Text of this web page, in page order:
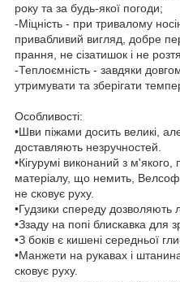
року та за будь-якої погоди;
-Міцність - при тривалому
привабливий вигляд, добре
прання, не сізатишок і не
-Теплоємність - завдяки
утримувати та зберігати
Особливості:
•Шви піжами досить великі,
доставляють незручностей.
•Кігурумі виконаний з
матеріалу, що немить,
не сковує руху.
•Гудзики спереду дозволяють
•Ззаду на попі блискавка для
•З боків є кишені середньої
•Манжети на рукавах і
сковує руху.